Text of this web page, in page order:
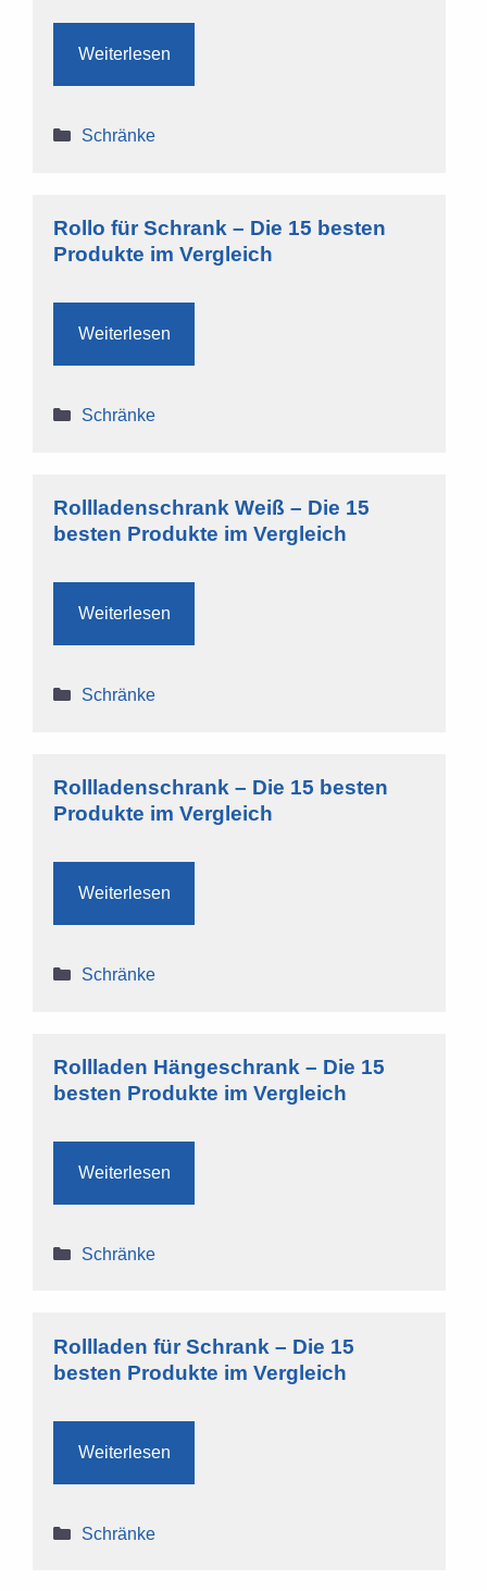
Weiterlesen
Kategorien
Schränke
Rollo für Schrank – Die 15 besten
Produkte im Vergleich
Weiterlesen
Kategorien
Schränke
Rollladenschrank Weiß – Die 15
besten Produkte im Vergleich
Weiterlesen
Kategorien
Schränke
Rollladenschrank – Die 15 besten
Produkte im Vergleich
Weiterlesen
Kategorien
Schränke
Rollladen Hängeschrank – Die 15
besten Produkte im Vergleich
Weiterlesen
Kategorien
Schränke
Rollladen für Schrank – Die 15
besten Produkte im Vergleich
Weiterlesen
Kategorien
Schränke